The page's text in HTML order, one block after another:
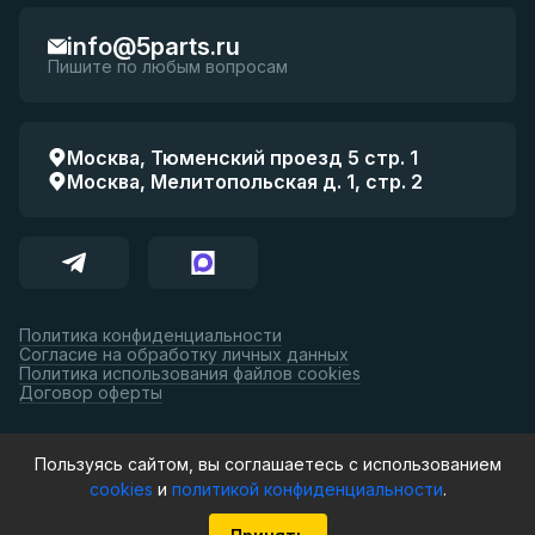
info@5parts.ru
Пишите по любым вопросам
Москва, Тюменский проезд 5 стр. 1
Москва, Мелитопольская д. 1, стр. 2
Политика конфиденциальности
Согласие на обработку личных данных
Политика использования файлов cookies
Договор оферты
Принимаем к оплате:
© 5parts, 2026. Все права защищены.
Пользуясь сайтом, вы соглашаетесь с использованием
cookies и политикой конфиденциальности.